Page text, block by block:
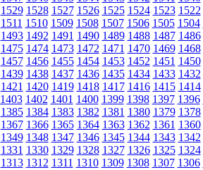
1529 1528 1527 1526 1525 1524 1523 1522
1511 1510 1509 1508 1507 1506 1505 1504
1493 1492 1491 1490 1489 1488 1487 1486
1475 1474 1473 1472 1471 1470 1469 1468
1457 1456 1455 1454 1453 1452 1451 1450
1439 1438 1437 1436 1435 1434 1433 1432
1421 1420 1419 1418 1417 1416 1415 1414
1403 1402 1401 1400 1399 1398 1397 1396
1385 1384 1383 1382 1381 1380 1379 1378
1367 1366 1365 1364 1363 1362 1361 1360
1349 1348 1347 1346 1345 1344 1343 1342
1331 1330 1329 1328 1327 1326 1325 1324
1313 1312 1311 1310 1309 1308 1307 1306